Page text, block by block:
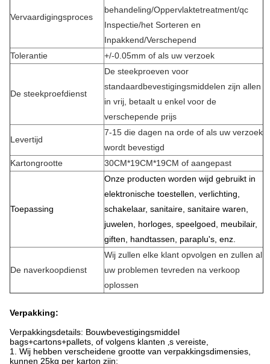
Vervaardigingsproces
behandeling/Oppervlaktetreatment/qc
Inspectie/het Sorteren en
Inpakkend/Verschepend
Tolerantie
+/-0.05mm of als uw verzoek
De steekproefdienst
De steekproeven voor
standaardbevestigingsmiddelen zijn allen
in vrij, betaalt u enkel voor de
verschepende prijs
Levertijd
7-15 die dagen na orde of als uw verzoek
wordt bevestigd
Kartongrootte
30CM*19CM*19CM of aangepast
Toepassing
Onze producten worden wijd gebruikt in
elektronische toestellen, verlichting,
schakelaar, sanitaire, sanitaire waren,
juwelen, horloges, speelgoed, meubilair,
giften, handtassen, paraplu's, enz.
De naverkoopdienst
Wij zullen elke klant opvolgen en zullen al
uw problemen tevreden na verkoop
oplossen
Verpakking:
Verpakkingsdetails: Bouwbevestigingsmiddel
bags+cartons+pallets, of volgens klanten ‚s vereiste,
1. Wij hebben verscheidene grootte van verpakkingsdimensies,
kunnen 25kg per karton zijn;